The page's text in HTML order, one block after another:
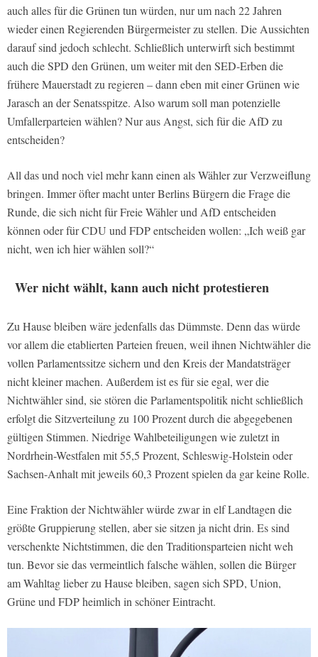
auch alles für die Grünen tun würden, nur um nach 22 Jahren
wieder einen Regierenden Bürgermeister zu stellen. Die Aussichten
darauf sind jedoch schlecht. Schließlich unterwirft sich bestimmt
auch die SPD den Grünen, um weiter mit den SED-Erben die
frühere Mauerstadt zu regieren – dann eben mit einer Grünen wie
Jarasch an der Senatsspitze. Also warum soll man potenzielle
Umfallerparteien wählen? Nur aus Angst, sich für die AfD zu
entscheiden?
All das und noch viel mehr kann einen als Wähler zur Verzweiflung
bringen. Immer öfter macht unter Berlins Bürgern die Frage die
Runde, die sich nicht für Freie Wähler und AfD entscheiden
können oder für CDU und FDP entscheiden wollen: „Ich weiß gar
nicht, wen ich hier wählen soll?“
Wer nicht wählt, kann auch nicht protestieren
Zu Hause bleiben wäre jedenfalls das Dümmste. Denn das würde
vor allem die etablierten Parteien freuen, weil ihnen Nichtwähler die
vollen Parlamentssitze sichern und den Kreis der Mandatsträger
nicht kleiner machen. Außerdem ist es für sie egal, wer die
Nichtwähler sind, sie stören die Parlamentspolitik nicht schließlich
erfolgt die Sitzverteilung zu 100 Prozent durch die abgegebenen
gültigen Stimmen. Niedrige Wahlbeteiligungen wie zuletzt in
Nordrhein-Westfalen mit 55,5 Prozent, Schleswig-Holstein oder
Sachsen-Anhalt mit jeweils 60,3 Prozent spielen da gar keine Rolle.
Eine Fraktion der Nichtwähler würde zwar in elf Landtagen die
größte Gruppierung stellen, aber sie sitzen ja nicht drin. Es sind
verschenkte Nichtstimmen, die den Traditionsparteien nicht weh
tun. Bevor sie das vermeintlich falsche wählen, sollen die Bürger
am Wahltag lieber zu Hause bleiben, sagen sich SPD, Union,
Grüne und FDP heimlich in schöner Eintracht.